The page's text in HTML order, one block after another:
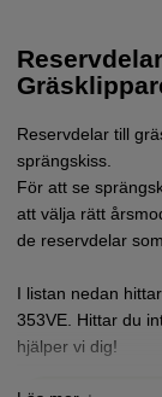
Reservdelar till
sprängskiss.
För att se
att välja rätt
de reservdelar
I listan nedan
353VE. Hittar du
hjälper vi dig!